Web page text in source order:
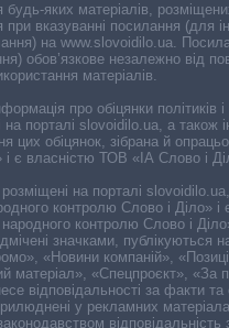
будь-яких матеріалів,
вказуванні посилання (для
на www.slovoidilo.ua.
обов’язкове незалежно від
матеріалів.
про обіцянки політиків і
порталі slovoidilo.ua, а також
цих обіцянок, зібрана й
і є власністю ТОВ «ІА Слово і
на порталі slovoidilo.ua,
контролю Слово і Діло» і
контролю Слово і
значками, публікуються
«Новини компаній»,
матеріал», «Спецпроєкт», «За
відповідальності за факти та
у рекламних
відповідальність